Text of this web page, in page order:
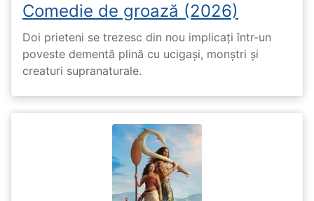
Comedie de groază (2026)
Doi prieteni se trezesc din nou implicați într-un
poveste dementă plină cu ucigași, monștri și
creaturi supranaturale.